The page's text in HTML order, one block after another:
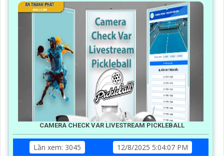
CAMERA CHECK VAR LIVESTREAM PICKLEBALL
Lần xem: 3045
12/8/2025 5:04:07 PM